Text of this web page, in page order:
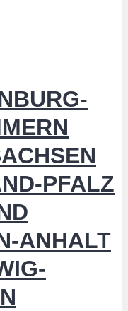
PFALZ
ANHALT